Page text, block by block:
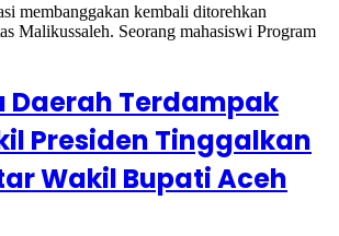
membanggakan kembali ditorehkan
Malikussaleh. Seorang mahasiswi Program
Daerah Terdampak
Presiden Tinggalkan
Wakil Bupati Aceh